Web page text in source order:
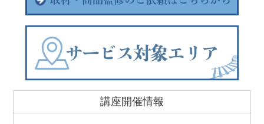
講座開催情報